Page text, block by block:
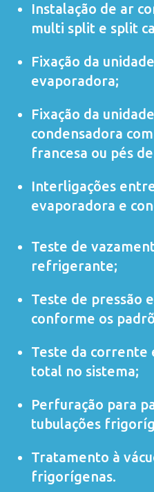
Instalação de ar
multi split e split
Fixação da
evaporadora;
Fixação da
condensadora
francesa ou pés
Interligações
evaporadora e
Teste de
refrigerante;
Teste de pressão
conforme os
Teste da corrente
total no sistema;
Perfuração para
tubulações
Tratamento à
frigorígenas.